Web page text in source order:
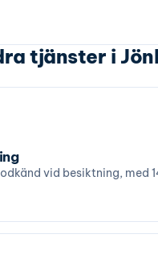
tjänster i
vid besiktning, med